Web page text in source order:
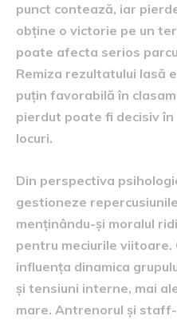
punct contează, iar
obține o victorie pe un
poate afecta serios
Remiza rezultatului lasă
puțin favorabilă în
pierdut poate fi decisiv
locuri.
Din perspectiva
gestioneze
menținându-și moralul
pentru meciurile
influența dinamica
și tensiuni interne, mai
mare. Antrenorul și